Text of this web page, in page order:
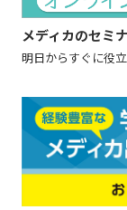
メディカのセミ
明日からすぐに役